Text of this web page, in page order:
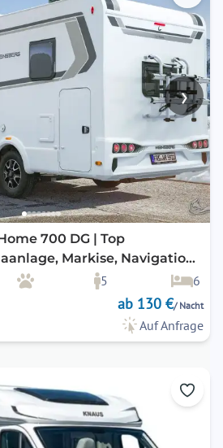
›
700 DG | Top
Markise, Navigation,
5
6
ab 130 €/ Nacht
Auf Anfrage